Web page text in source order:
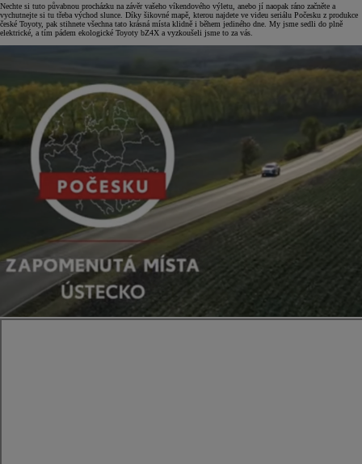
Nechte si tuto půvabnou procházku na závěr vašeho víkendového výletu, anebo jí naopak ráno začněte a
vychutnejte si tu třeba východ slunce. Díky šikovné mapě, kterou najdete ve videu seriálu Počesku z produkce
české Toyoty, pak stihnete všechna tato krásná místa klidně i během jediného dne. My jsme sedli do plně
elektrické, a tím pádem ekologické Toyoty bZ4X a vyzkoušeli jsme to za vás.